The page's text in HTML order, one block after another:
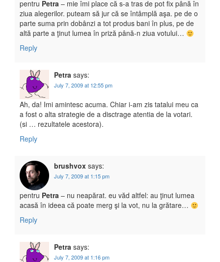
pentru Petra – mie îmi place că s-a tras de pot fix până în
ziua alegerilor. puteam să jur că se întâmplă aşa. pe de o
parte suma prin dobânzi a tot produs bani în plus, pe de
altă parte a ţinut lumea în priză până-n ziua votului…
Reply
Petra says:
July 7, 2009 at 12:55 pm
Ah, da! Imi amintesc acuma. Chiar i-am zis tatalui meu ca
a fost o alta strategie de a disctrage atentia de la votari.
(si … rezultatele acestora).
Reply
brushvox says:
July 7, 2009 at 1:15 pm
pentru Petra – nu neapărat. eu văd altfel: au ţinut lumea
acasă în ideea că poate merg şi la vot, nu la grătare…
Reply
Petra says:
July 7, 2009 at 1:16 pm